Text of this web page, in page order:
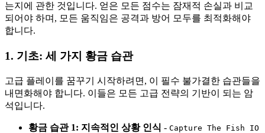
는지에 관한 것입니다. 얻은 모든 점수는 잠재적 손실과 비교
되어야 하며, 모든 움직임은 공격과 방어 모두를 최적화해야
합니다.
1. 기초: 세 가지 황금 습관
고급 플레이를 꿈꾸기 시작하려면, 이 필수 불가결한 습관들을
내면화해야 합니다. 이들은 모든 고급 전략의 기반이 되는 암
석입니다.
황금 습관 1: 지속적인 상황 인식 - Capture The Fish IO